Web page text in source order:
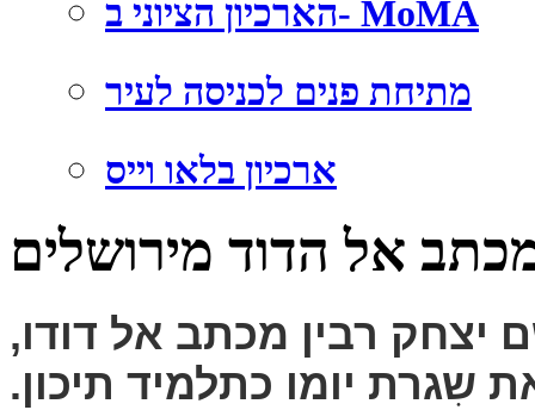
הארכיון הציוני ב- MoMA
מתיחת פנים לכניסה לעיר
ארכיון בלאו וייס
אל הדוד מירושלים
בשם יצחק רבין מכתב אל דודו,
שִגרת יומו כתלמיד תיכון.